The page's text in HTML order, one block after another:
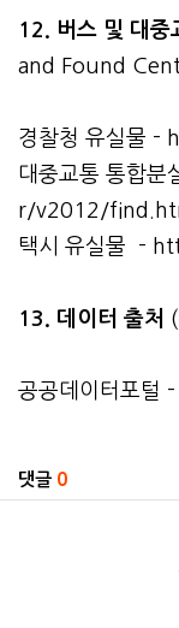
12. 버스 및 대중
and Found
경찰청 유실물 -
대중교통 통합분
r/v2012/
택시 유실물 -
13. 데이터 출처
공공데이터포털 -
댓글 0